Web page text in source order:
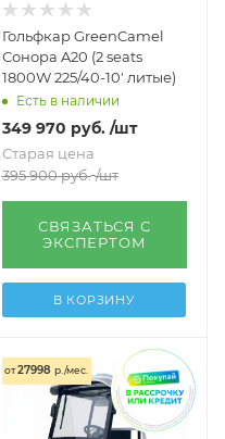
Гольфкар GreenCamel
Сонора A20 (2 seats
1800W 225/40-10' литые)
Есть в наличии
349 970 руб. /шт
Старая цена
395 900руб. /шт
СВЯЗАТЬСЯ С
ЭКСПЕРТОМ
В КОРЗИНУ
от27998 р./мес.